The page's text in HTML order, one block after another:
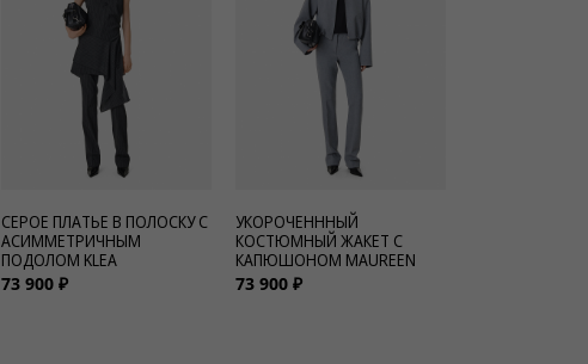
СЕРОЕ ПЛАТЬЕ В ПОЛОСКУ С
АСИММЕТРИЧНЫМ
ПОДОЛОМ KLEA
73 900 ₽
УКОРОЧЕНННЫЙ
КОСТЮМНЫЙ ЖАКЕТ С
КАПЮШОНОМ MAUREEN
73 900 ₽